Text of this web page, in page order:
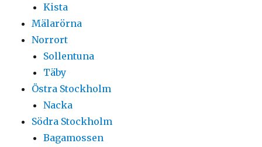
Kista
Mälarörna
Norrort
Sollentuna
Täby
Östra Stockholm
Nacka
Södra Stockholm
Bagamossen